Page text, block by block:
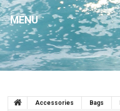
MENU
Accessories Bags